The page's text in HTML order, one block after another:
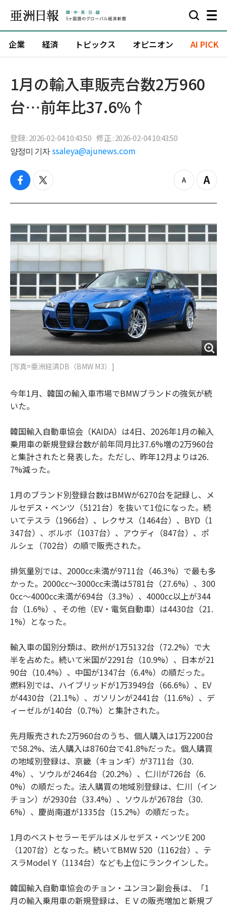
企業 経済 トピックス オピニオン AI PICK
1月の輸入車販売台数2万960
台…前年比37.6%↑
登録 : 2026-02-04 10:43:50 修正 : 2026-02-04 10:43:50
양정미 기자 ssaleya@ajunews.com
f
c
b
o
o
t
i
t
e
r
z
o
o
u
t
Z
o
i
n
[写真=亜洲経済DB（BMW M3）]
今年1月、韓国の輸入車市場でBMWブランドの強気が続
いた。
韓国輸入自動車協会（KAIDA）は4日、2026年1月の輸入
乗用車の新規登録台数が前年同月比37.6%増の2万960台
と集計されたと発表した。ただし、昨年12月よりは26.
7%減った。
1月のブランド別登録台数はBMWが6270台を記録し、メ
ルセデス・ベンツ（5121台）を抜いて1位になった。続
いてテスラ（1966台）、レクサス（1464台）、BYD（1
347台）、ボルボ（1037台）、アウディ（847台）、ポ
ルシェ（702台）の順で販売された。
排気量別では、2000cc未満が9711台（46.3%）で最も多
かった。2000cc～3000cc未満は5781台（27.6%）、300
0cc～4000cc未満が694台（3.3%）、4000cc以上が344
台（1.6%）、その他（EV・電気自動車）は4430台（21.
1%）となった。
輸入車の国別分類は、欧州が1万5132台（72.2%）で大
半を占めた。続いて米国が2291台（10.9%）、日本が21
90台（10.4%）、中国が1347台（6.4%）の順だった。
燃料別では、ハイブリッドが1万3949台（66.6%）、EV
が4430台（21.1%）、ガソリンが2441台（11.6%）、デ
ィーゼルが140台（0.7%）と集計された。
先月販売された2万960台のうち、個人購入は1万2200台
で58.2%、法人購入は8760台で41.8%だった。個人購買
の地域別登録は、京畿（キョンギ）が3711台（30.
4%）、ソウルが2464台（20.2%）、仁川が726台（6.
0%）の順だった。法人購買の地域別登録は、仁川（イン
チョン）が2930台（33.4%）、ソウルが2678台（30.
6%）、慶尚南道が1335台（15.2%）の順だった。
1月のベストセラーモデルはメルセデス・ベンツE 200
（1207台）となった。続いてBMW 520（1162台）、テ
スラModel Y（1134台）なども上位にランクインした。
韓国輸入自動車協会のチョン・ユンヨン副会長は、「1
月の輸入乗用車の新規登録は、ＥＶの販売増加と新規ブ